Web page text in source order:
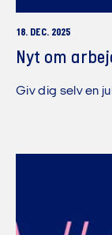
18. DEC. 2025
Nyt om
Giv dig selv en